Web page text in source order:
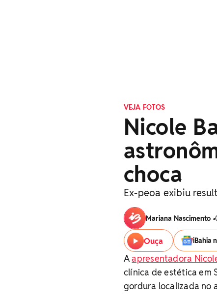
VEJA FOTOS
Nicole
choca
Ex-peoa exibiu
Mariana Nascimento •
Ouça iBahia
Aapresentadora
clínica de estética em
gordura localizada no